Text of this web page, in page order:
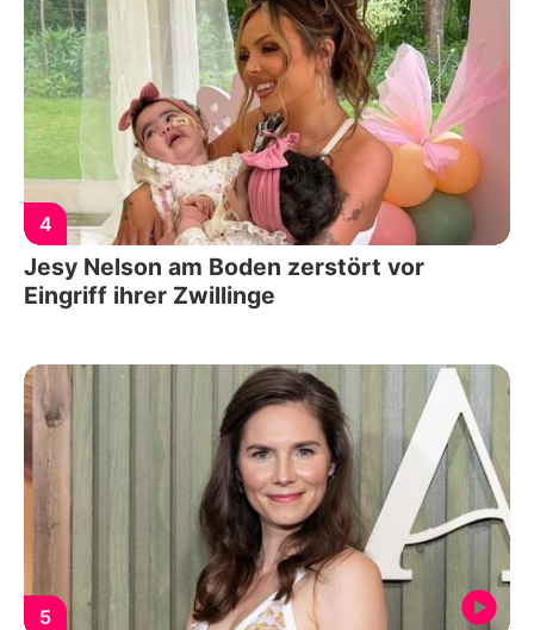
4
Jesy Nelson am Boden zerstört vor
Eingriff ihrer Zwillinge
5